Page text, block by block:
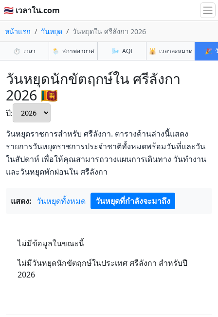
🇹🇭 เวลาใน.com
หน้าแรก วันหยุด วันหยุดใน ศรีลังกา 2026
⏱️ เวลา 🌦️ สภาพอากาศ 🌬️ AQI 🕌 เวลาละหมาด 🎉
วันหยุดนักขัตฤกษ์ใน ศรีลังกา
2026 🇱🇰
ปี:
วันหยุดราชการสำหรับ ศรีลังกา. ตารางด้านล่างนี้แสดง
รายการวันหยุดราชการประจำชาติทั้งหมดพร้อมวันที่และวัน
ในสัปดาห์ เพื่อให้คุณสามารถวางแผนการเดินทาง วันทำงาน
และวันหยุดพักผ่อนใน ศรีลังกา
แสดง: วันหยุดทั้งหมด วันหยุดที่กำลังจะมาถึง
ไม่มีข้อมูลในขณะนี้
ไม่มีวันหยุดนักขัตฤกษ์ในประเทศ ศรีลังกา สำหรับปี
2026